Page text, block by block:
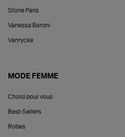
Stone Paris
Vanessa Baroni
Vanrycke
MODE FEMME
Choisi pour vous
Best-Sellers
Robes